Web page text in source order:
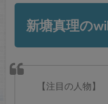
新塘真理の
【注目の人物】